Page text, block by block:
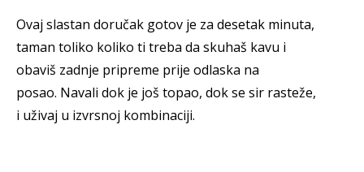
Ovaj slastan doručak gotov je za desetak minuta,
taman toliko koliko ti treba da skuhaš kavu i
obaviš zadnje pripreme prije odlaska na
posao. Navali dok je još topao, dok se sir rasteže,
i uživaj u izvrsnoj kombinaciji.